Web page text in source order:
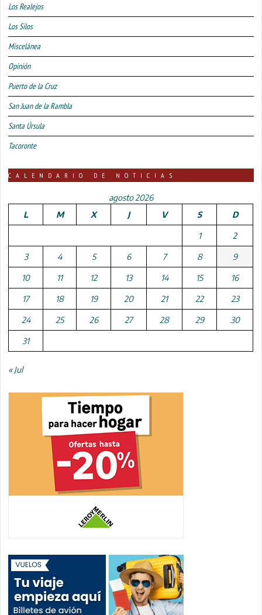
Los Realejos
Los Silos
Miscelánea
Opinión
Puerto de la Cruz
San Juan de la Rambla
Santa Úrsula
Tacoronte
CALENDARIO DE NOTICIAS
agosto 2026
L
M X J V S D
1 2
3 4 5 6 7 8 9
10 11 12 13 14 15 16
17 18 19 20 21 22 23
24 25 26 27 28 29 30
31
« Jul